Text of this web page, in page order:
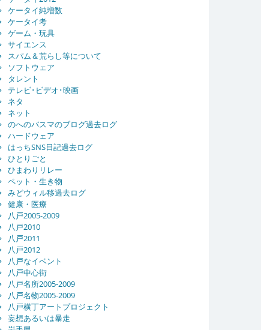
ケータイ純増数
ケータイ考
ゲーム・玩具
サイエンス
スパム＆荒らし等について
ソフトウェア
タレント
テレビ･ビデオ･映画
ネタ
ネット
のへのバスマのブログ過去ログ
ハードウェア
はっちSNS日記過去ログ
ひとりごと
ひまわりリレー
ペット・生き物
みどウィル移過去ログ
健康・医療
八戸2005-2009
八戸2010
八戸2011
八戸2012
八戸なイベント
八戸中心街
八戸名所2005-2009
八戸名物2005-2009
八戸横丁アートプロジェクト
妄想あるいは暴走